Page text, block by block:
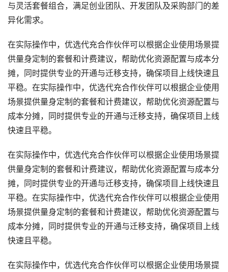
与灵活套餐组合，满足创业团队、开发团队及采购部门的差
异化需求。
在实际操作中，优选代充合作伙伴可以根据企业使用场景提
供量身定制的套餐和计费建议，帮助优化资源配置与成本分
摊，同时提供专业的开通与迁移支持，确保项目上线快速且
平稳。在实际操作中，优选代充合作伙伴可以根据企业使用
场景提供量身定制的套餐和计费建议，帮助优化资源配置与
成本分摊，同时提供专业的开通与迁移支持，确保项目上线
快速且平稳。
在实际操作中，优选代充合作伙伴可以根据企业使用场景提
供量身定制的套餐和计费建议，帮助优化资源配置与成本分
摊，同时提供专业的开通与迁移支持，确保项目上线快速且
平稳。在实际操作中，优选代充合作伙伴可以根据企业使用
场景提供量身定制的套餐和计费建议，帮助优化资源配置与
成本分摊，同时提供专业的开通与迁移支持，确保项目上线
快速且平稳。
在实际操作中，优选代充合作伙伴可以根据企业使用场景提